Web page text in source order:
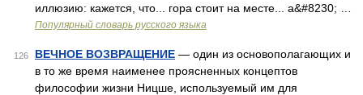
иллюзию: кажется, что... гора стоит на месте... а&#8230; …
Популярный словарь русского языка
126 ВЕЧНОЕ ВОЗВРАЩЕНИЕ — один из основополагающих и
в то же время наименее проясненных концептов
философии жизни Ницше, используемый им для